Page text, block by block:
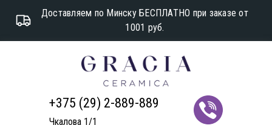
Доставляем по Минску БЕСПЛАТНО при заказе от
1001 руб.
+375 (29) 2-889-889
Чкалова 1/1